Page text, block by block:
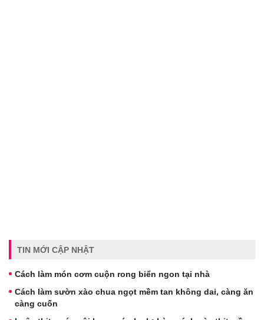
TIN MỚI CẬP NHẬT
Cách làm món cơm cuộn rong biển ngon tại nhà
Cách làm sườn xào chua ngọt mềm tan không dai, càng ăn
càng cuốn